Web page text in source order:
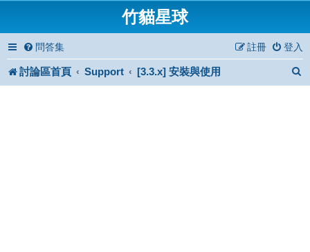
竹貓星球
問答集 登入
註冊
討論區首頁 Support [3.3.x] 安裝與使用